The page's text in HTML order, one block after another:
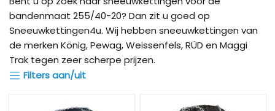
bandenmaat 255/40-20? Dan zit u goed op
Sneeuwkettingen4u. Wij hebben sneeuwkettingen van
de merken König, Pewag, Weissenfels, RÜD en Maggi
Trak tegen zeer scherpe prijzen.
Filters aan/uit